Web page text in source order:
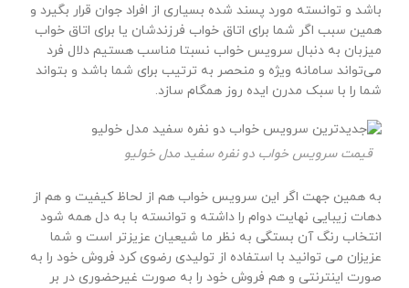
باشد و توانسته مورد پسند شده بسیاری از افراد جوان قرار بگیرد و
همین سبب اگر شما برای اتاق خواب فرزندشان یا برای اتاق خواب
میزبان به دنبال سرویس خواب نسبتا مناسب هستیم دلال فرد
می‌تواند سامانه ویژه و منحصر به ترتیب برای شما باشد و بتواند
شما را با سبک مدرن ایده روز همگام سازد.
قیمت سرویس خواب دو نفره سفید مدل خولیو
به همین جهت اگر این سرویس خواب هم از لحاظ کیفیت و هم از
دهات زیبایی نهایت دوام را داشته و توانسته با به دل همه شود
انتخاب رنگ آن بستگی به نظر ما شیعیان عزیزتر است و شما
عزیزان می توانید با استفاده از تولیدی رضوی کرد فروش خود را به
صورت اینترنتی و هم فروش خود را به صورت غیرحضوری در بر